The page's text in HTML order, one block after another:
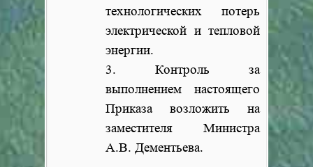
технологических потерь
электрической и тепловой
энергии.
3. Контроль за
выполнением настоящего
Приказа возложить на
заместителя Министра
А.В. Дементьева.